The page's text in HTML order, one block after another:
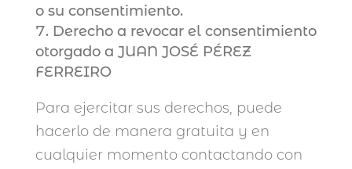
o su consentimiento.
Derecho a revocar el consentimiento
otorgado a JUAN JOSÉ PÉREZ
FERREIRO
Para ejercitar sus derechos, puede
hacerlo de manera gratuita y en
cualquier momento contactando con